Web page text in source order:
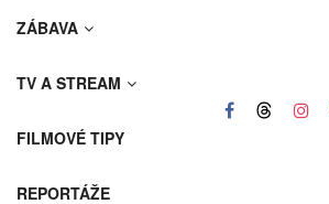
ZÁBAVA
TV A STREAM
FILMOVÉ TIPY
REPORTÁŽE